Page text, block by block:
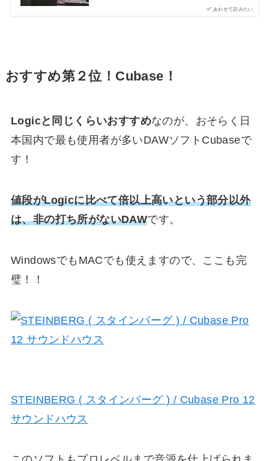
あわせて読みたい
おすすめ第２位！Cubase！
Logicと同じくらいおすすめなのが、おそらく日
本国内で最も使用者が多いDAWソフトCubaseで
す！
値段がLogicに比べて倍以上高いという部分以外
は、非の打ち所がないDAWです。
WindowsでもMACでも使えますので、ここも完
璧！！
STEINBERG ( スタインバーグ ) / Cubase Pro 12
サウンドハウス